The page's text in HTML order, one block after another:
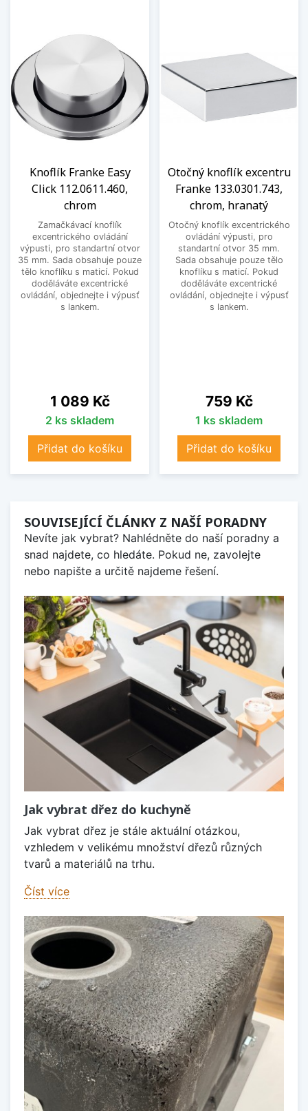
Knoflík Franke Easy
Click 112.0611.460,
chrom
Zamačkávací knoflík
excentrického ovládání
výpusti, pro standartní otvor
35 mm. Sada obsahuje pouze
tělo knoflíku s maticí. Pokud
doděláváte excentrické
ovládání, objednejte i výpusť
s lankem.
Cena
1 089 Kč
2 ks skladem
Přidat do košíku
Otočný knoflík excentru
Franke 133.0301.743,
chrom, hranatý
Otočný knoflík excentrického
ovládání výpusti, pro
standartní otvor 35 mm.
Sada obsahuje pouze tělo
knoflíku s maticí. Pokud
doděláváte excentrické
ovládání, objednejte i výpusť
s lankem.
Cena
759 Kč
1 ks skladem
Přidat do košíku
SOUVISEJÍCÍ ČLÁNKY Z NAŠÍ PORADNY
Nevíte jak vybrat? Nahlédněte do naší poradny a
snad najdete, co hledáte. Pokud ne, zavolejte
nebo napište a určitě najdeme řešení.
Jak vybrat dřez do kuchyně
Jak vybrat dřez je stále aktuální otázkou,
vzhledem v velikému množství dřezů různých
tvarů a materiálů na trhu.
Číst více